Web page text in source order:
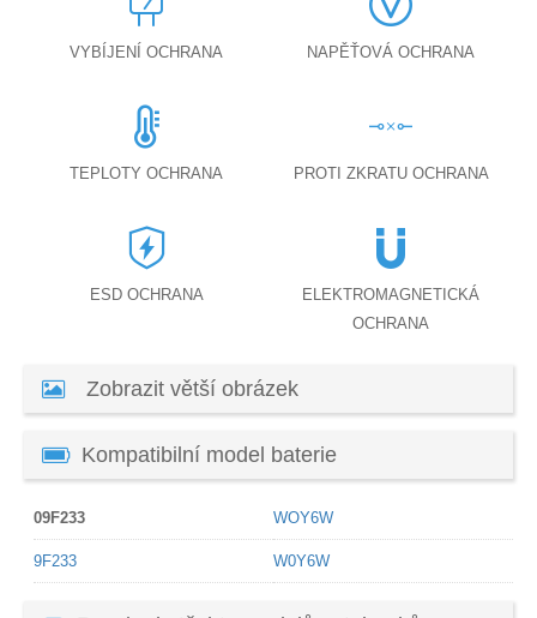
VYBÍJENÍ OCHRANA NAPĚŤOVÁ OCHRANA
TEPLOTY OCHRANA PROTI ZKRATU OCHRANA
ESD OCHRANA
ELEKTROMAGNETICKÁ
OCHRANA
Zobrazit větší obrázek
Kompatibilní model baterie
09F233 WOY6W
9F233 W0Y6W